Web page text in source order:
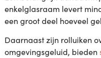
enkelglasraam levert
een groot deel hoeveel
Daarnaast zijn rolluiken
omgevingsgeluid, bieden